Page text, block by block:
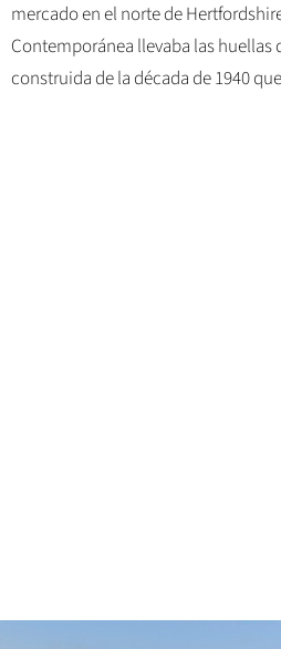
mercado en el norte de
Contemporánea llevaba las huellas
construida de la década de 1940